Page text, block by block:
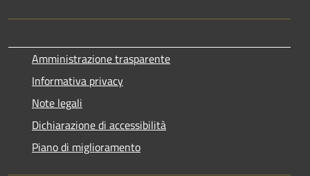
Amministrazione trasparente
Informativa privacy
Note legali
Dichiarazione di accessibilità
Piano di miglioramento